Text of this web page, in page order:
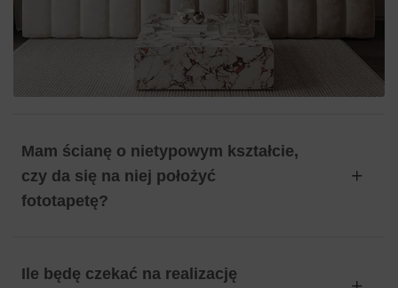
Mam ścianę o nietypowym kształcie,
czy da się na niej położyć
fototapetę?
Ile będę czekać na realizację